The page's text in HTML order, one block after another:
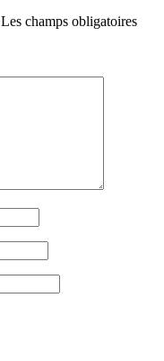
Les champs obligatoires